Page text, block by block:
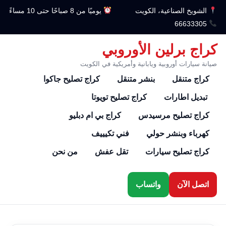
الشويخ الصناعية، الكويت
يوميًا من 8 صباحًا حتى 10 مساءً
66633305
كراج برلين الأوروبي
صيانة سيارات أوروبية ويابانية وأمريكية في الكويت
كراج متنقل بنشر متنقل كراج تصليح جاكوا
تبديل اطارات كراج تصليح تويوتا
كراج تصليح مرسيدس كراج بي ام دبليو
كهرباء وبنشر حولي فني تكيييف
كراج تصليح سيارات تقل عفش من نحن
اتصل الآن واتساب